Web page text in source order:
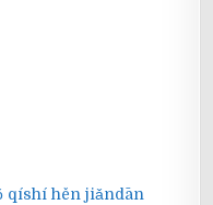
qíshí hěn jiǎndān